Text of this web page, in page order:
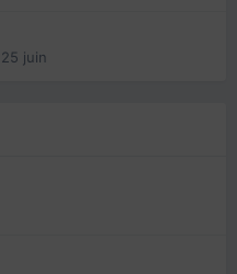
25 juin